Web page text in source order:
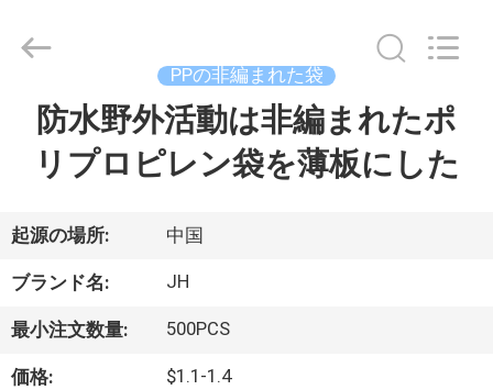
品
私
達
2021
Material
PPの非編まれた袋
防水野外活動は非編まれたポ
リプロピレン袋を薄板にした
起源の場所: 中国
ブランド名: JH
最小注文数量: 500PCS
価格: $1.1-1.4